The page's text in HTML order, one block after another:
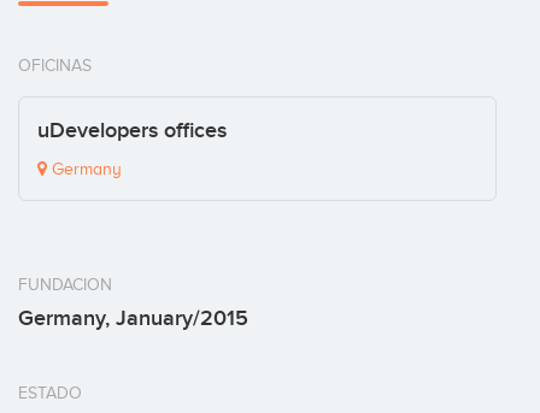
OFICINAS
uDevelopers offices
Germany
FUNDACION
Germany, January/2015
ESTADO